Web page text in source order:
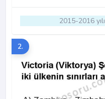
2015-2016
2.